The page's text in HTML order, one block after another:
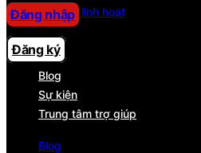
Đăng nhập
Đăng ký
Rút tiền linh hoạt
TÀI NGUYÊN
Blog
Sự kiện
Trung tâm trợ giúp
Blog